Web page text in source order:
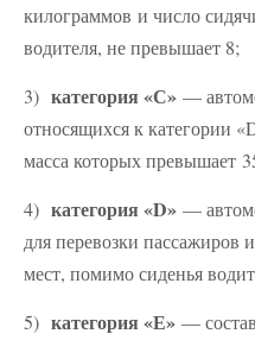
килограммов и число
водителя, не превышает 8;
3) категория «С» —
относящихся к категории
масса которых превышает
4) категория «D» —
для перевозки
мест, помимо сиденья
5) категория «Е» —